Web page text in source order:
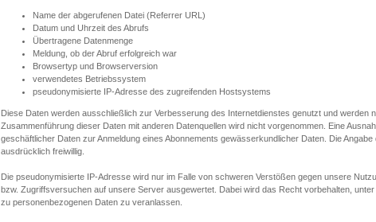
Name der abgerufenen Datei (Referrer URL)
Datum und Uhrzeit des Abrufs
Übertragene Datenmenge
Meldung, ob der Abruf erfolgreich war
Browsertyp und Browserversion
verwendetes Betriebssystem
pseudonymisierte IP-Adresse des zugreifenden Hostsystems
Diese Daten werden ausschließlich zur Verbesserung des Internetdienstes genutzt und werden
Zusammenführung dieser Daten mit anderen Datenquellen wird nicht vorgenommen. Eine
geschäftlicher Daten zur Anmeldung eines Abonnements gewässerkundlicher Daten. Die
ausdrücklich freiwillig.
Die pseudonymisierte IP-Adresse wird nur im Falle von schweren Verstößen gegen unsere
bzw. Zugriffsversuchen auf unsere Server ausgewertet. Dabei wird das Recht vorbehalten,
zu personenbezogenen Daten zu veranlassen.